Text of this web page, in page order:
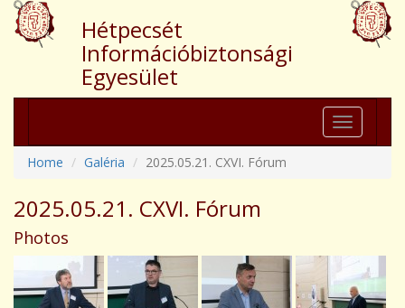
Hétpecsét
Információbiztonsági
Egyesület
Toggle
navigation
Home
Galéria 2025.05.21. CXVI. Fórum
2025.05.21. CXVI. Fórum
Photos